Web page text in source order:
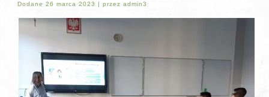
Dodane 26 marca 2023 |przez admin3